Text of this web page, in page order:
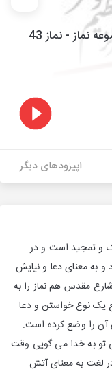
نماز - نماز 43
اپیزودهای دیگر
و تمجید است و در
به معنای دعا و نیایش
مقدس هم نماز را به
یک نوع خواستن و دعا
آن را وضع کرده است.
تو به خدا می گویی وقت
لغت به معنای آتش